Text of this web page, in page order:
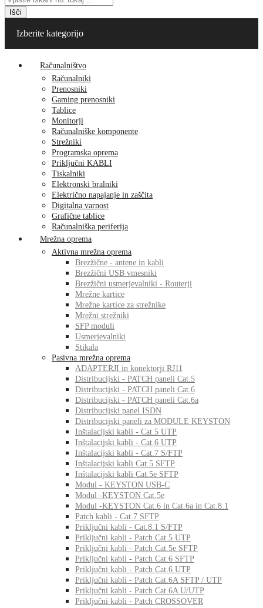
Išči
Izberite kategorijo
Računalništvo
Računalniki
Prenosniki
Gaming prenosniki
Tablice
Monitorji
Računalniške komponente
Strežniki
Programska oprema
Priključni KABLI
Tiskalniki
Elektronski bralniki
Električno napajanje in zaščita
Digitalna varnost
Grafične tablice
Računalniška periferija
Mrežna oprema
Aktivna mrežna oprema
Brezžične - antene in kabli
Brezžični USB vmesniki
Brezžični usmerjevalniki - Routerji
Mrežne kartice
Mrežne kartice za strežnike
Mrežni strežniki
SFP moduli
Usmerjevalniki
Stikala
Pasivna mrežna oprema
ADAPTERJI in konektorji RJ11
Distribucijski - PATCH paneli Cat.5
Distribucijski - PATCH paneli Cat.6
Distribucijski - PATCH paneli Cat.6a
Distribucijski panel ISDN
Distribucijski paneli za MODULE KEYSTON
Inštalacijski kabli - Cat.5 UTP
Inštalacijski kabli - Cat.6 UTP
Inštalacijski kabli - Cat.7 S/FTP
Inštalacijski kabli Cat.5 SFTP
Inštalacijski kabli Cat.5e SFTP
Modul - KEYSTON USB-C
Modul -KEYSTON Cat.5e
Modul -KEYSTON Cat.6 in Cat.6a in Cat.8.1
Patch kabli - Cat.7 SFTP
Priključni kabli - Cat.8.1 S/FTP
Priključni kabli - Patch Cat.5 UTP
Priključni kabli - Patch Cat.5e SFTP
Priključni kabli - Patch Cat.6 SFTP
Priključni kabli - Patch Cat.6 UTP
Priključni kabli - Patch Cat.6A SFTP / UTP
Priključni kabli - Patch Cat.6A U/UTP
Priključni kabli - Patch CROSSOVER